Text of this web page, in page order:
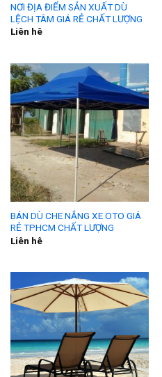
NƠI ĐỊA ĐIỂM SẢN XUẤT DÙ
LỆCH TÂM GIÁ RẺ CHẤT LƯỢNG
Liên hê
BÁN DÙ CHE NẮNG XE OTO GIÁ
RẺ TPHCM CHẤT LƯỢNG
Liên hê